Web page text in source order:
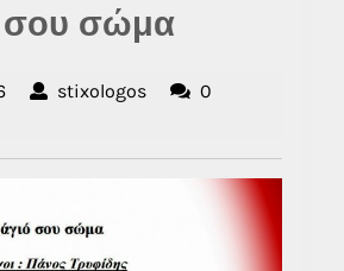
σου σώμα
08/11/2016stixologosstixologos
0